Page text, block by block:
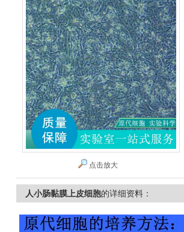
点击放大
人小肠黏膜上皮细胞的详细资料：